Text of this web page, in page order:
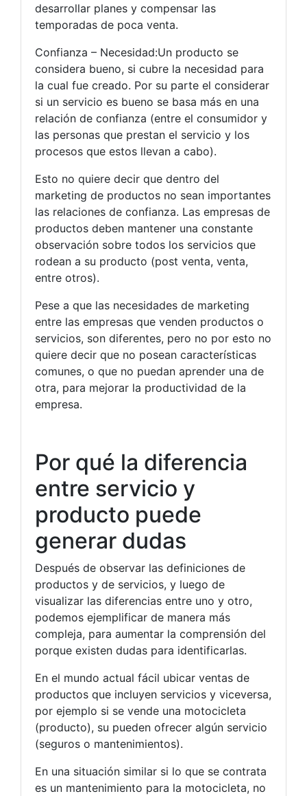
desarrollar planes y compensar las
temporadas de poca venta.
Confianza – Necesidad:Un producto se
considera bueno, si cubre la necesidad para
la cual fue creado. Por su parte el considerar
si un servicio es bueno se basa más en una
relación de confianza (entre el consumidor y
las personas que prestan el servicio y los
procesos que estos llevan a cabo).
Esto no quiere decir que dentro del
marketing de productos no sean importantes
las relaciones de confianza. Las empresas de
productos deben mantener una constante
observación sobre todos los servicios que
rodean a su producto (post venta, venta,
entre otros).
Pese a que las necesidades de marketing
entre las empresas que venden productos o
servicios, son diferentes, pero no por esto no
quiere decir que no posean características
comunes, o que no puedan aprender una de
otra, para mejorar la productividad de la
empresa.
Por qué la diferencia
entre servicio y
producto puede
generar dudas
Después de observar las definiciones de
productos y de servicios, y luego de
visualizar las diferencias entre uno y otro,
podemos ejemplificar de manera más
compleja, para aumentar la comprensión del
porque existen dudas para identificarlas.
En el mundo actual fácil ubicar ventas de
productos que incluyen servicios y viceversa,
por ejemplo si se vende una motocicleta
(producto), su pueden ofrecer algún servicio
(seguros o mantenimientos).
En una situación similar si lo que se contrata
es un mantenimiento para la motocicleta, no